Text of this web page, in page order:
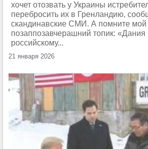
хочет отозвать у Украины
перебросить их в Гренландию,
скандинавские СМИ. А помните мой
позаппозавчерашний топик: «Дания
российскому...
21 января 2026